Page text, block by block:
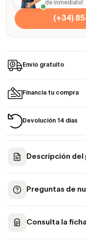
de inmediato!
(+34)
Envío gratuito
Financia tu compra
Devolución 14 días
Descripción
Preguntas de
Consulta la